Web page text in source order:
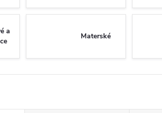
a
Materské